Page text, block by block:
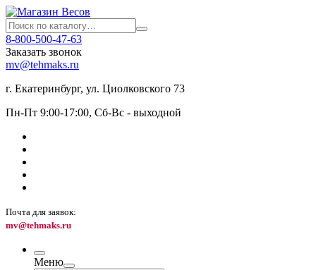
8-800-500-47-63
Заказать звонок
mv@tehmaks.ru
г. Екатеринбург, ул. Циолковского 73
Пн-Пт 9:00-17:00, Сб-Вс - выходной
Почта для заявок:
mv@tehmaks.ru
Меню